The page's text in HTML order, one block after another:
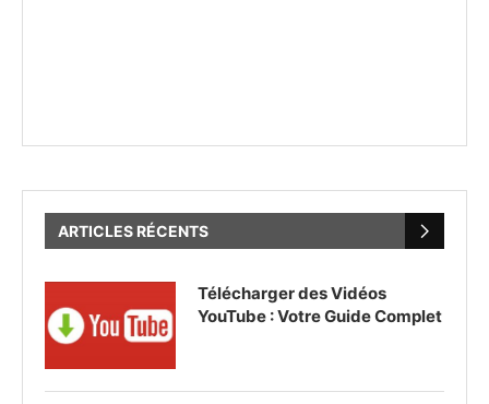
ARTICLES RÉCENTS
Télécharger des Vidéos
YouTube : Votre Guide Complet